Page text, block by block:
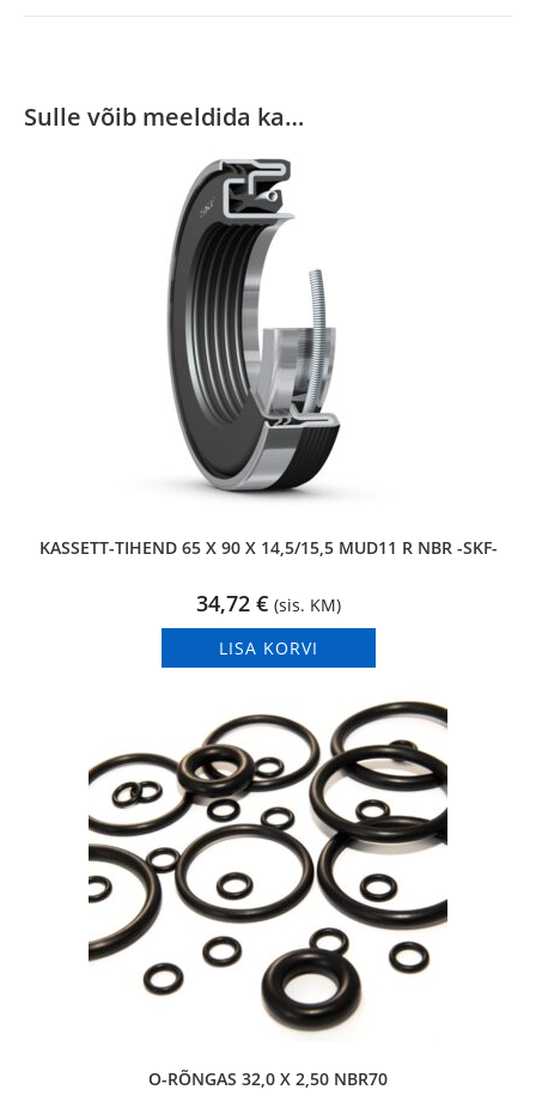
Sulle võib meeldida ka…
KASSETT-TIHEND 65 X 90 X 14,5/15,5 MUD11 R NBR -SKF-
34,72 € (sis. KM)
LISA KORVI
O-RÕNGAS 32,0 X 2,50 NBR70